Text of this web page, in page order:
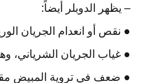
– يظهر الدوبلر أيضاً:
● نقص أو انعدام الجريان
● غياب الجريان الشرياني،
● ضعف في تروية المبيض